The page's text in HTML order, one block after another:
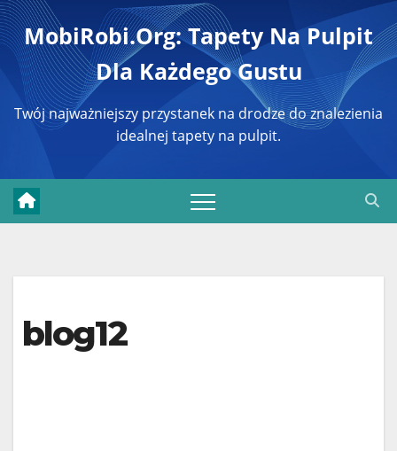
Перейти
к
содержимому
MobiRobi.org: Tapety Na Pulpit
Dla Każdego Gustu
Twój najważniejszy przystanek na drodze do znalezienia
idealnej tapety na pulpit.
blog12